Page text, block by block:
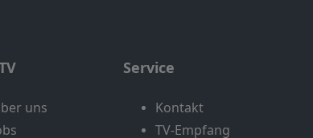
uns
Service
Kontakt
TV-Empfang